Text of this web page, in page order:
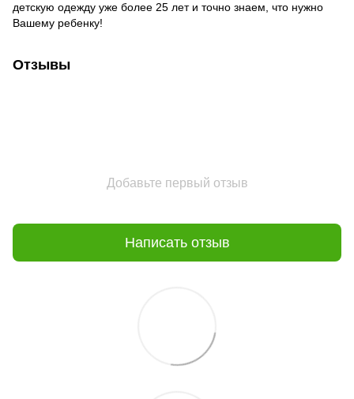
детскую одежду уже более 25 лет и точно знаем, что нужно
Вашему ребенку!
Отзывы
Добавьте первый отзыв
Написать отзыв